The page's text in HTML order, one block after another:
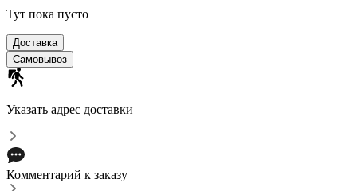
Тут пока пусто
Доставка
Самовывоз
Указать адрес доставки
Комментарий к заказу